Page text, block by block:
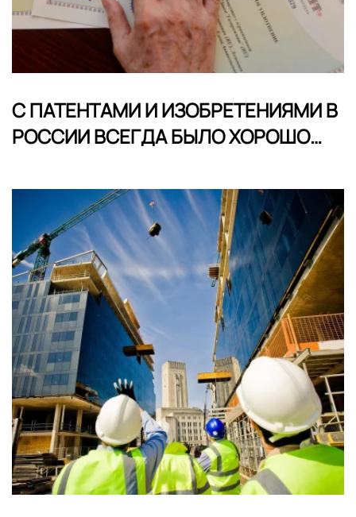
С ПАТЕНТАМИ И ИЗОБРЕТЕНИЯМИ В
РОССИИ ВСЕГДА БЫЛО ХОРОШО…